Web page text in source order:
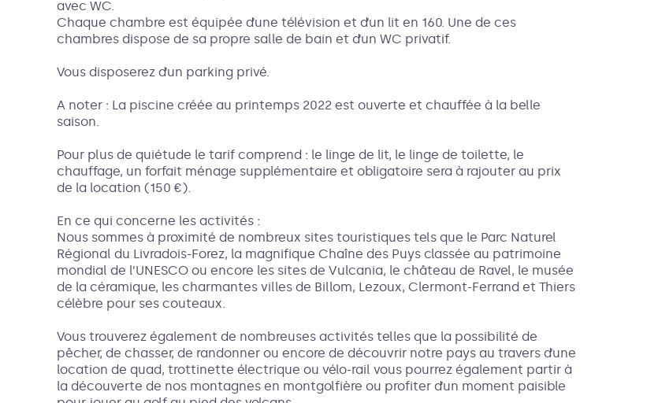
avec WC.
Chaque chambre est équipée d’une télévision et d’un lit en 160. Une de ces
chambres dispose de sa propre salle de bain et d’un WC privatif.
Vous disposerez d’un parking privé.
A noter : La piscine créée au printemps 2022 est ouverte et chauffée à la belle
saison.
Pour plus de quiétude le tarif comprend : le linge de lit, le linge de toilette, le
chauffage, un forfait ménage supplémentaire et obligatoire sera à rajouter au prix
de la location (150 €).
En ce qui concerne les activités :
Nous sommes à proximité de nombreux sites touristiques tels que le Parc Naturel
Régional du Livradois-Forez, la magnifique Chaîne des Puys classée au patrimoine
mondial de l’UNESCO ou encore les sites de Vulcania, le château de Ravel, le musée
de la céramique, les charmantes villes de Billom, Lezoux, Clermont-Ferrand et Thiers
célèbre pour ses couteaux.
Vous trouverez également de nombreuses activités telles que la possibilité de
pêcher, de chasser, de randonner ou encore de découvrir notre pays au travers d’une
location de quad, trottinette électrique ou vélo-rail vous pourrez également partir à
la découverte de nos montagnes en montgolfière ou profiter d’un moment paisible